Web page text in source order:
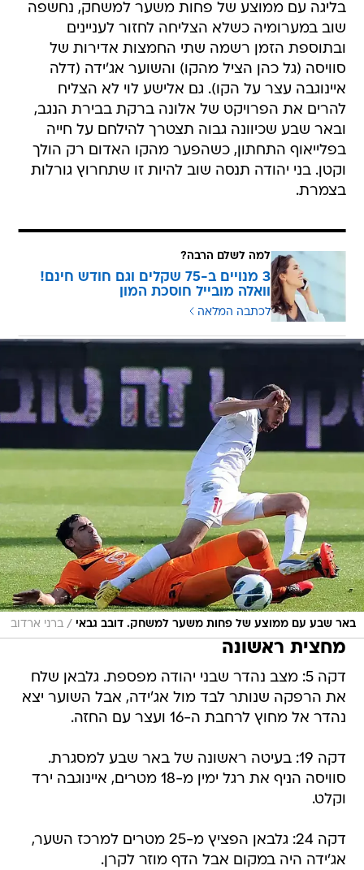
בליגה עם ממוצע של פחות משער למשחק, נחשפה
שוב במערומיה כשלא הצליחה לחזור לעניינים
ובתוספת הזמן רשמה שתי החמצות אדירות של
סוויסה (גל כהן הציל מהקו) והשוער אג'ידה (דלה
איינוגבה עצר על הקו). גם אלישע לוי לא הצליח
להרים את הפרויקט של אלונה ברקת בבירת הנגב,
ובאר שבע שכיוונה גבוה תצטרך להילחם על חייה
בפלייאוף התחתון, כשהפער מהקו האדום רק הולך
וקטן. בני יהודה תנסה שוב להיות זו שתחרוץ גורלות
בצמרת.
למה לשלם הרבה?
3 מנויים ב-75 שקלים וגם חודש חינם!
וואלה מובייל חוסכת המון
לכתבה המלאה
באר שבע עם ממוצע של פחות משער למשחק. דובב גבאי / ברני ארדוב
מחצית ראשונה
דקה 5: מצב נהדר שבני יהודה מפספת. גלבאן שלח
את הרפקה שנותר לבד מול אג'ידה, אבל השוער יצא
נהדר אל מחוץ לרחבת ה-16 ועצר עם החזה.
דקה 19: בעיטה ראשונה של באר שבע למסגרת.
סוויסה הניף את רגל ימין מ-18 מטרים, איינוגבה ירד
וקלט.
דקה 24: גלבאן הפציץ מ-25 מטרים למרכז השער,
אג'ידה היה במקום אבל הדף מוזר לקרן.